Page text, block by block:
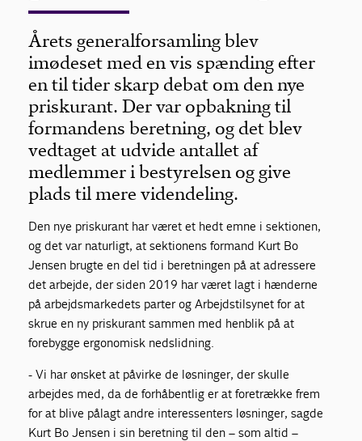
Nyhedsbrev og nyheder
Bestyrelse
Medlemmer
For medlemmer
Årets generalforsamling blev
imødeset med en vis spænding efter
en til tider skarp debat om den nye
priskurant. Der var opbakning til
formandens beretning, og det blev
vedtaget at udvide antallet af
medlemmer i bestyrelsen og give
plads til mere videndeling.
Den nye priskurant har været et hedt emne i sektionen,
og det var naturligt, at sektionens formand Kurt Bo
Jensen brugte en del tid i beretningen på at adressere
det arbejde, der siden 2019 har været lagt i hænderne
på arbejdsmarkedets parter og Arbejdstilsynet for at
skrue en ny priskurant sammen med henblik på at
forebygge ergonomisk nedslidning.
- Vi har ønsket at påvirke de løsninger, der skulle
arbejdes med, da de forhåbentlig er at foretrække frem
for at blive pålagt andre interessenters løsninger, sagde
Kurt Bo Jensen i sin beretning til den – som altid –